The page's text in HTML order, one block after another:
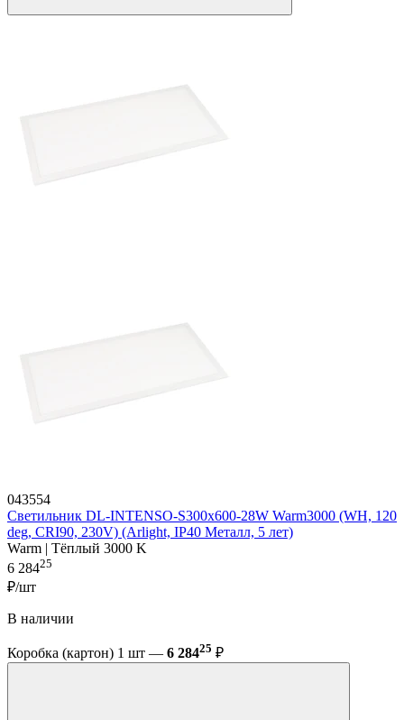
043554
Светильник DL-INTENSO-S300x600-28W Warm3000 (WH, 120
deg, CRI90, 230V) (Arlight, IP40 Металл, 5 лет)
Warm | Тёплый 3000 K
6 28425
₽/шт
В наличии
Коробка (картон) 1 шт — 6 28425 ₽